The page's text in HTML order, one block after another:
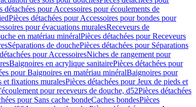
détachées pour Accessoires pour écoulements de
Pièces détachées pour Accessoires pour bondes pour
pour évacuations muralesReceveurs de
en matériau minéralPièces détachées pour Receveurs
Séparations de douchePièces détachées pour Séparations
pour AccessoiresNiches de rangement pour
Baignoires en acrylique sanitairePièces détachées pour
pour Baignoires en matériau minéralBaignoires pour
et fixations muralesPièces détachées pour Jeux de pieds et
pour receveurs de douche, d52Pièces détachées
pour Sans cache bondeCaches bondesPièces